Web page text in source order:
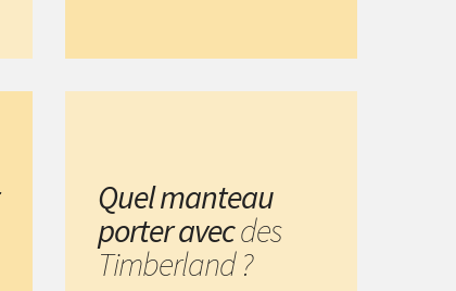
Quel manteau
porter avecdes
Timberland ?